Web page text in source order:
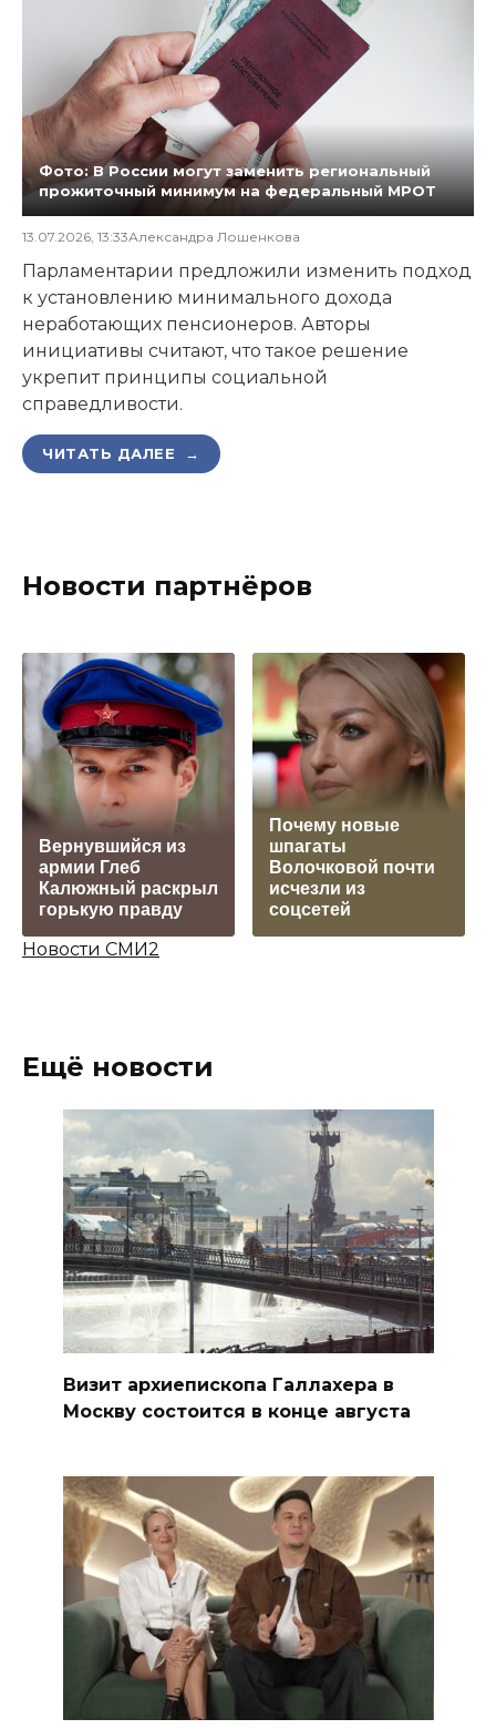
Фото: В России могут заменить региональный
прожиточный минимум на федеральный МРОТ
13.07.2026, 13:33Александра Лошенкова
Парламентарии предложили изменить подход
к установлению минимального дохода
неработающих пенсионеров. Авторы
инициативы считают, что такое решение
укрепит принципы социальной
справедливости.
ЧИТАТЬ ДАЛЕЕ →
Новости партнёров
Вернувшийся из
армии Глеб
Калюжный раскрыл
горькую правду
Почему новые
шпагаты
Волочковой почти
исчезли из
соцсетей
Новости СМИ2
Ещё новости
Визит архиепископа Галлахера в
Москву состоится в конце августа